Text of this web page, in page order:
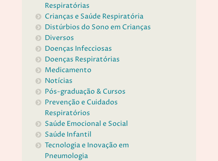
Respiratórias
Crianças e Saúde Respiratória
Distúrbios do Sono em Crianças
Diversos
Doenças Infecciosas
Doenças Respiratórias
Medicamento
Notícias
Pós-graduação & Cursos
Prevenção e Cuidados
Respiratórios
Saúde Emocional e Social
Saúde Infantil
Tecnologia e Inovação em
Pneumologia